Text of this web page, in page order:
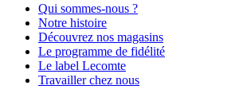
Qui sommes-nous ?
Notre histoire
Découvrez nos magasins
Le programme de fidélité
Le label Lecomte
Travailler chez nous